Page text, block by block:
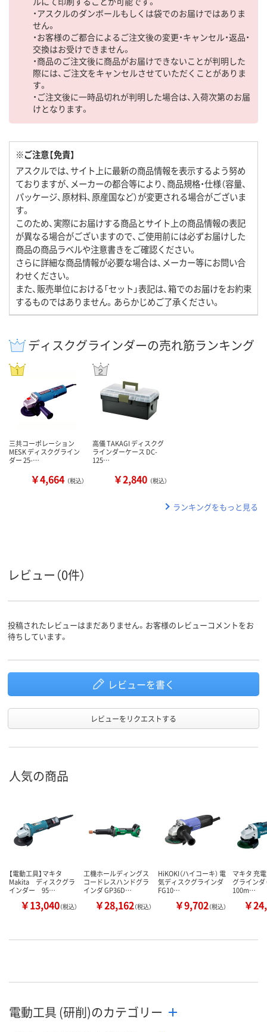
・アスクルのダンボールもしくは袋でのお届けではありま
せん。
・お客様のご都合によるご注文後の変更・キャンセル・返品・
交換はお受けできません。
・商品のご注文後に商品がお届けできないことが判明した
際には、ご注文をキャンセルさせていただくことがありま
す。
・ご注文後に一時品切れが判明した場合は、入荷次第のお届
けとなります。
※ご注意【免責】
アスクルでは、サイト上に最新の商品情報を表示するよう努め
ておりますが、メーカーの都合等により、商品規格・仕様（容量、
パッケージ、原材料、原産国など）が変更される場合がございま
す。
このため、実際にお届けする商品とサイト上の商品情報の表記
が異なる場合がございますので、ご使用前には必ずお届けした
商品の商品ラベルや注意書きをご確認ください。
さらに詳細な商品情報が必要な場合は、メーカー等にお問い合
わせください。
また、販売単位における「セット」表記は、箱でのお届けをお約束
するものではありません。あらかじめご了承ください。
ディスクグラインダーの売れ筋ランキング
三共コーポレーション
MESK ディスクグライン
ダー 25-…
￥4,664 （税込）
高儀 TAKAGI ディスクグ
ラインダーケース DC-
125…
￥2,840 （税込）
ランキングをもっと見る
レビュー（0件）
投稿されたレビューはまだありません。お客様のレビューコメントをお
待ちしています。
レビューを書く
レビューをリクエストする
人気の商品
【電動工具】マキタ
Makita ディスクグラ
インダー 95…
￥13,040（税込）
工機ホールディングス
コードレスハンドグラ
インダ GP36D…
￥28,162（税込）
HiKOKI（ハイコーキ） 電
気ディスクグラインダ
FG10…
￥9,702（税込）
マキタ 充
グライン
100m…
￥
電動工具 (研削)のカテゴリー